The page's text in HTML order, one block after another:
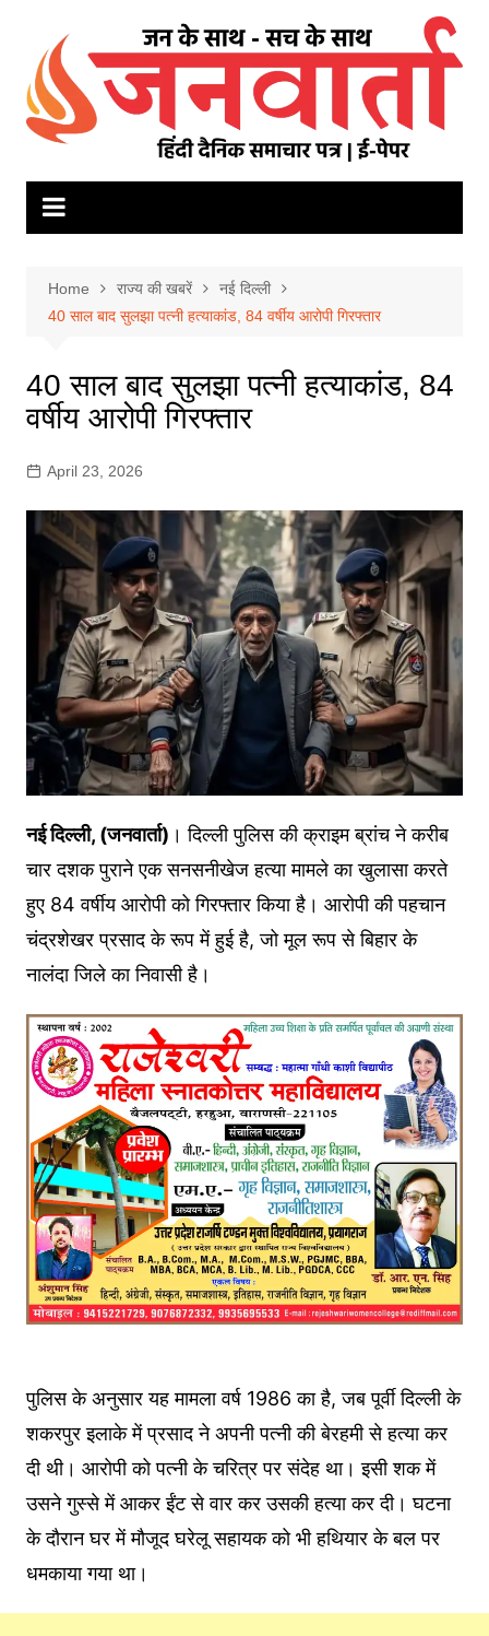
content
Home राज्य की खबरें
नई दिल्ली
40 साल बाद सुलझा पत्नी हत्याकांड, 84 वर्षीय आरोपी गिरफ्तार
40 साल बाद सुलझा पत्नी हत्याकांड, 84
वर्षीय आरोपी गिरफ्तार
April 23, 2026
नई दिल्ली, (जनवार्ता) । दिल्ली पुलिस की क्राइम ब्रांच ने करीब
चार दशक पुराने एक सनसनीखेज हत्या मामले का खुलासा करते
हुए 84 वर्षीय आरोपी को गिरफ्तार किया है। आरोपी की पहचान
चंद्रशेखर प्रसाद के रूप में हुई है, जो मूल रूप से बिहार के
नालंदा जिले का निवासी है।
पुलिस के अनुसार यह मामला वर्ष 1986 का है, जब पूर्वी दिल्ली के
शकरपुर इलाके में प्रसाद ने अपनी पत्नी की बेरहमी से हत्या कर
दी थी। आरोपी को पत्नी के चरित्र पर संदेह था। इसी शक में
उसने गुस्से में आकर ईंट से वार कर उसकी हत्या कर दी। घटना
के दौरान घर में मौजूद घरेलू सहायक को भी हथियार के बल पर
धमकाया गया था।